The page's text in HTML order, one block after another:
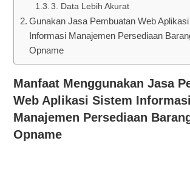
3. Data Lebih Akurat
Gunakan Jasa Pembuatan Web
Informasi Manajemen Persediaan
Opname
Manfaat Menggunakan Jasa
Web Aplikasi Sistem Informasi
Manajemen Persediaan
Opname